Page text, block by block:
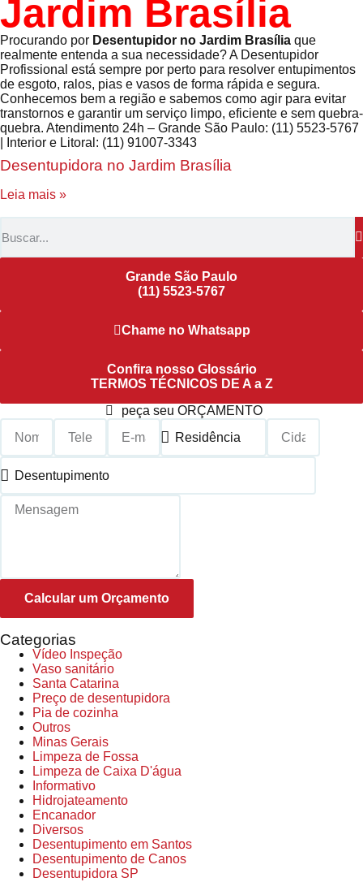
Jardim Brasília
Procurando por Desentupidor no Jardim Brasília que
realmente entenda a sua necessidade? A Desentupidor
Profissional está sempre por perto para resolver entupimentos
de esgoto, ralos, pias e vasos de forma rápida e segura.
Conhecemos bem a região e sabemos como agir para evitar
transtornos e garantir um serviço limpo, eficiente e sem quebra-
quebra. Atendimento 24h – Grande São Paulo: (11) 5523-5767
| Interior e Litoral: (11) 91007-3343
Desentupidora no Jardim Brasília
Leia mais »
Grande São Paulo
(11) 5523-5767
Chame no Whatsapp
Confira nosso Glossário
TERMOS TÉCNICOS DE A a Z
peça seu ORÇAMENTO
Calcular um Orçamento
Categorias
Vídeo Inspeção
Vaso sanitário
Santa Catarina
Preço de desentupidora
Pia de cozinha
Outros
Minas Gerais
Limpeza de Fossa
Limpeza de Caixa D'água
Informativo
Hidrojateamento
Encanador
Diversos
Desentupimento em Santos
Desentupimento de Canos
Desentupidora SP